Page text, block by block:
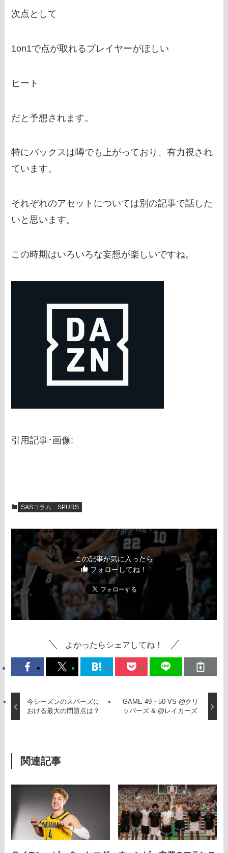
次点として
1on1で点が取れるプレイヤーがほしい
ヒート
だと予想されます。
特にバックスは噂でも上がっており、有力視され
ています。
それぞれのアセットについては別の記事で話した
いと思います。
この時期はいろいろな妄想が楽しいですね。
引用記事･画像:
SASコラム SPURS
この記事が気に入ったら
フォローしてね！
よかったらシェアしてね！
今シーズンのスパーズに
おける最大の問題点は？
GAME 49・50 VS @クリ
ッパーズ & @レイカーズ
関連記事